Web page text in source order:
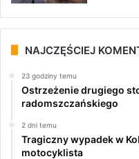
NAJCZĘŚCIEJ
23 godziny temu
Ostrzeżenie drugiego
radomszczańskiego
2 dni temu
Tragiczny wypadek w
motocyklista